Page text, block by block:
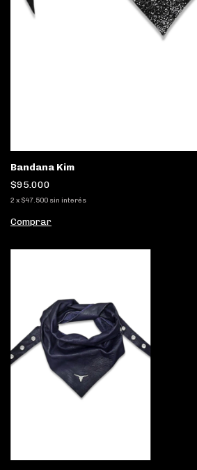
Bandana Kim
$95.000
2 x $47.500 sin interés
Comprar